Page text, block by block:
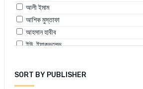
আলী ইমাম
আশিক মুস্তাফা
আহসান হাবীব
ইউ. ইয়াকভলেভ
SORT BY PUBLISHER